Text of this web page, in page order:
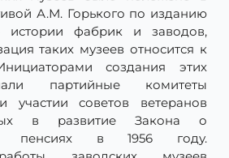
А.М. Горького по изданию
фабрик и заводов,
таких музеев относится к
создания этих
партийные комитеты
участии советов ветеранов
в развитие Закона о
пенсиях в 1956 году.